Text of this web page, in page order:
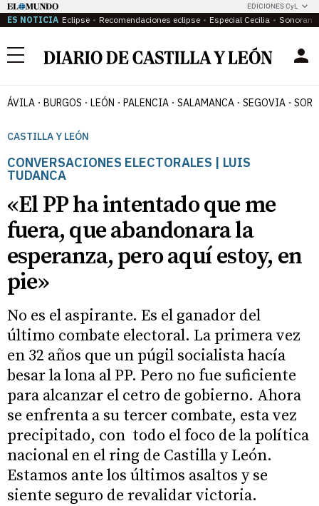
EDICIONES CyL
ES NOTICIA Eclipse Recomendaciones eclipse Especial Cecilia
Menú
ÁVILA BURGOS LEÓN PALENCIA SALAMANCA SEGOVIA
CASTILLA Y LEÓN
CONVERSACIONES ELECTORALES | LUIS
TUDANCA
«El PP ha intentado que me
fuera, que abandonara la
esperanza, pero aquí estoy, en
pie»
No es el aspirante. Es el ganador del
último combate electoral. La primera vez
en 32 años que un púgil socialista hacía
besar la lona al PP. Pero no fue suficiente
para alcanzar el cetro de gobierno. Ahora
se enfrenta a su tercer combate, esta vez
precipitado, con todo el foco de la política
nacional en el ring de Castilla y León.
Estamos ante los últimos asaltos y se
siente seguro de revalidar victoria.